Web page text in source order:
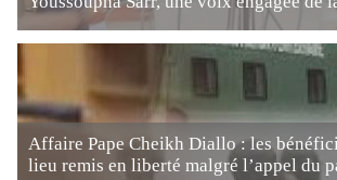
Affaire Pape Cheikh Diallo : les
lieu remis en liberté malgré l’appel du